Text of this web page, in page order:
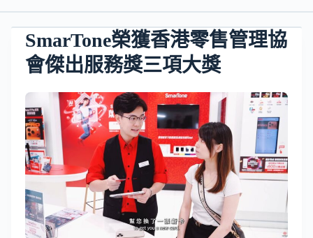
SmarTone榮獲香港零售管理協
會傑出服務獎三項大獎